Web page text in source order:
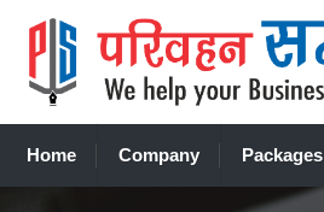
Home Company Packages